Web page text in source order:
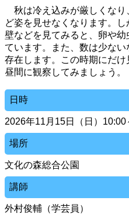
秋は冷え込みが厳しくなり
ど姿を見せなくなります。
壁などを見てみると、卵や
ています。また、数は少な
存在します。この時期にだけ
昼間に観察してみましょう。
日時
2026年11月15日（日）10:00
場所
文化の森総合公園
講師
外村俊輔（学芸員）